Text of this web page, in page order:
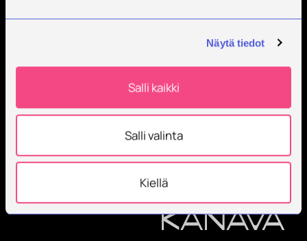
Näytä tiedot
Salli kaikki
Salli valinta
Kiellä
Väärin-
käytösten
ilmoitus-
kanava